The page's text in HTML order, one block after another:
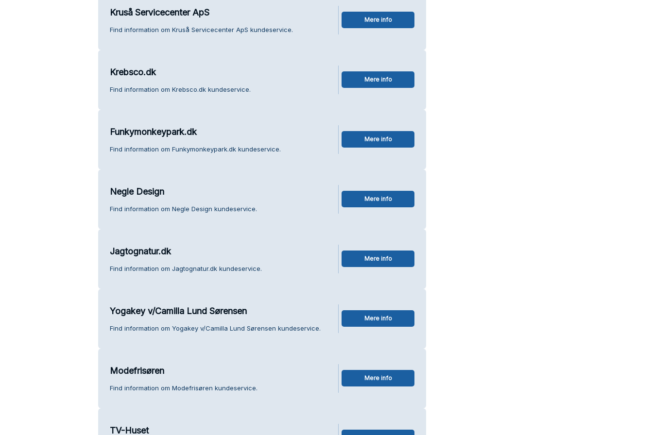
Kruså Servicecenter ApS
Find information om Kruså Servicecenter ApS kundeservice.
Mere info
Krebsco.dk
Find information om Krebsco.dk kundeservice.
Mere info
Funkymonkeypark.dk
Find information om Funkymonkeypark.dk kundeservice.
Mere info
Negle Design
Find information om Negle Design kundeservice.
Mere info
Jagtognatur.dk
Find information om Jagtognatur.dk kundeservice.
Mere info
Yogakey v/Camilla Lund Sørensen
Find information om Yogakey v/Camilla Lund Sørensen kundeservice.
Mere info
Modefrisøren
Find information om Modefrisøren kundeservice.
Mere info
TV-Huset